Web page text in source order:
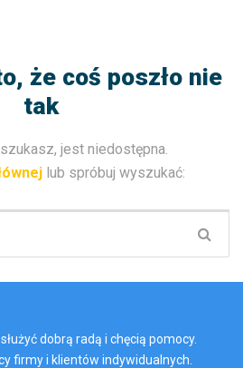
że coś poszło nie
tak
jest niedostępna.
lub spróbuj wyszukać:
dobrą radą i chęcią pomocy.
firmy i klientów indywidualnych.